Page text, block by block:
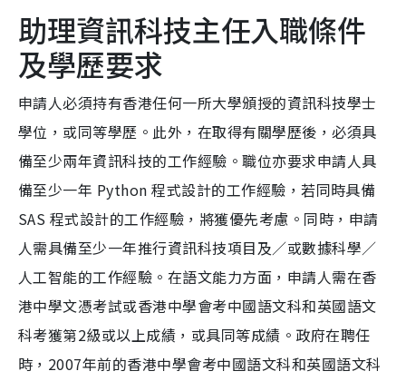
助理資訊科技主任入職條件
及學歷要求
申請人必須持有香港任何一所大學頒授的資訊科技學士
學位，或同等學歷。此外，在取得有關學歷後，必須具
備至少兩年資訊科技的工作經驗。職位亦要求申請人具
備至少一年 Python 程式設計的工作經驗，若同時具備
SAS 程式設計的工作經驗，將獲優先考慮。同時，申請
人需具備至少一年推行資訊科技項目及／或數據科學／
人工智能的工作經驗。在語文能力方面，申請人需在香
港中學文憑考試或香港中學會考中國語文科和英國語文
科考獲第2級或以上成績，或具同等成績。政府在聘任
時，2007年前的香港中學會考中國語文科和英國語文科